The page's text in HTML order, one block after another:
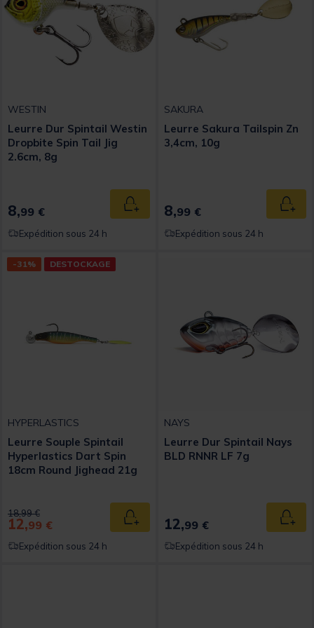
WESTIN
Leurre Dur Spintail Westin
Dropbite Spin Tail Jig
2.6cm, 8g
8,99 € Ajouter au panier
Expédition sous 24 h
SAKURA
Leurre Sakura Tailspin Zn
3,4cm, 10g
8,99 €
Expédition sous 24 h
-31% DESTOCKAGE
HYPERLASTICS
Leurre Souple Spintail
Hyperlastics Dart Spin
18cm Round Jighead 21g
Price reduced from
18,99 €to
12,99 € Ajouter au panier
Expédition sous 24 h
NAYS
Leurre Dur Spintail Nays
BLD RNNR LF 7g
12,99 €
Expédition sous 24 h